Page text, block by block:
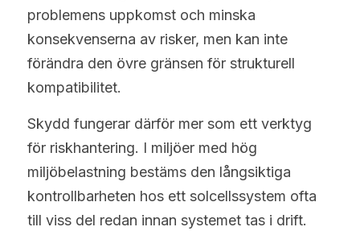
problemens uppkomst och minska
konsekvenserna av risker, men kan inte
förändra den övre gränsen för strukturell
kompatibilitet.
Skydd fungerar därför mer som ett verktyg
för riskhantering. I miljöer med hög
miljöbelastning bestäms den långsiktiga
kontrollbarheten hos ett solcellssystem ofta
till viss del redan innan systemet tas i drift.